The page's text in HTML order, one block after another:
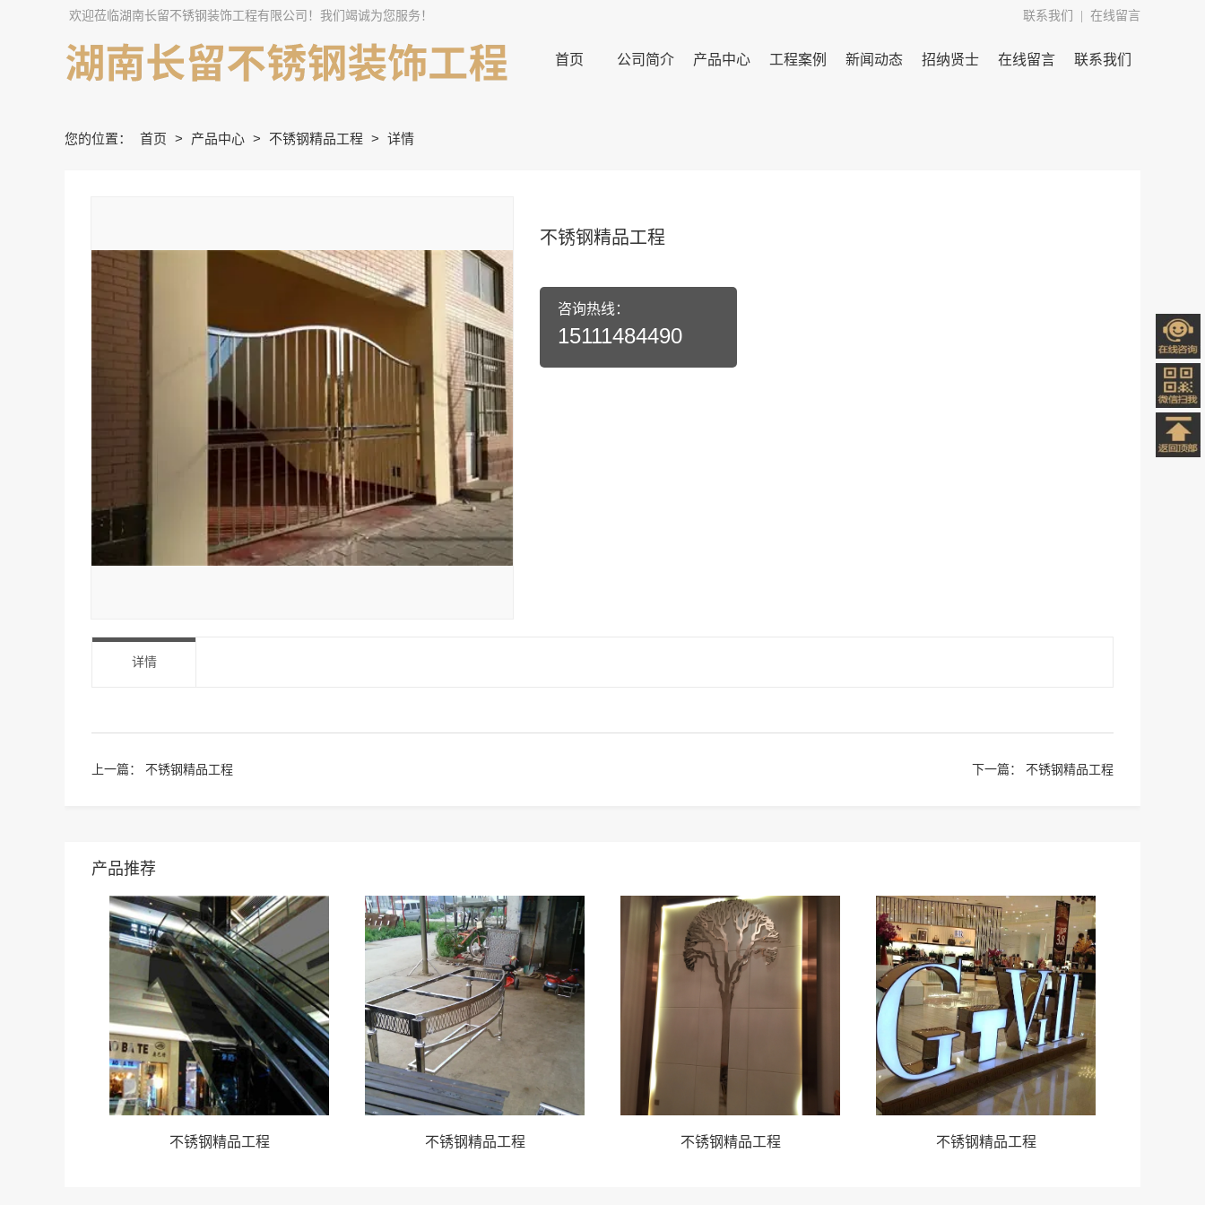
首页 公司简介 产品中心 工程案例 新闻动态 招纳贤士 在线留言 联系我们
欢迎莅临湖南长留不锈钢装饰工程有限公司！我们竭诚为您服务！ 联系我们 在线留言
您的位置： 首页 > 产品中心 > 不锈钢精品工程 > 详情
不锈钢精品工程
咨询热线：
15111484490
详情
上一篇： 不锈钢精品工程 下一篇： 不锈钢精品工程
产品推荐
不锈钢精品工程 不锈钢精品工程 不锈钢精品工程 不锈钢精品工程